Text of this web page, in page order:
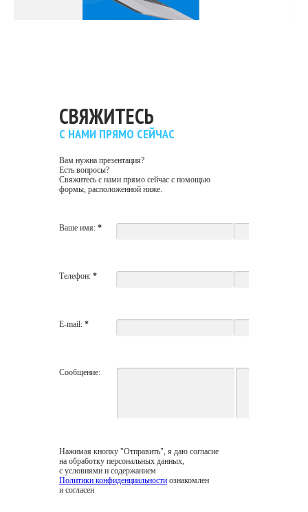
СВЯЖИТЕСЬ
С НАМИ ПРЯМО СЕЙЧАС
Вам нужна презентация?
Есть вопросы?
Свяжитесь с нами прямо сейчас с помощью
формы, расположенной ниже.
Ваше имя: *
Телефон: *
E-mail: *
Сообщение:
Нажимая кнопку "Отправить", я даю согласие
на обработку персональных данных,
с условиями и содержанием
Политики конфиденциальности ознакомлен
и согласен